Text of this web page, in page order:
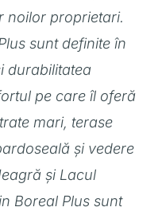
noilor proprietari.
sunt definite în
durabilitatea
pe care îl oferă
mari, terase
și vedere
și Lacul
Boreal Plus sunt